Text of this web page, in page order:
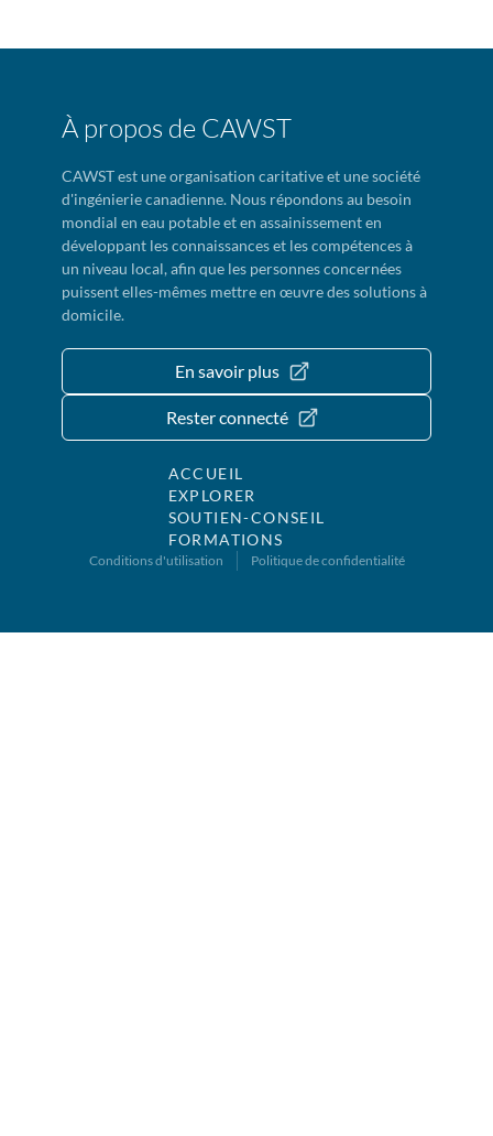
À propos de CAWST
CAWST est une organisation caritative et une société
d'ingénierie canadienne. Nous répondons au besoin
mondial en eau potable et en assainissement en
développant les connaissances et les compétences à
un niveau local, afin que les personnes concernées
puissent elles-mêmes mettre en œuvre des solutions à
domicile.
En savoir plus
Rester connecté
ACCUEIL
EXPLORER
SOUTIEN-CONSEIL
FORMATIONS
Conditions d'utilisation Politique de confidentialité